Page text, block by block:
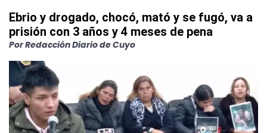
Ebrio y drogado, chocó, mató y se fugó, va a
prisión con 3 años y 4 meses de pena
Por Redacción Diario de Cuyo